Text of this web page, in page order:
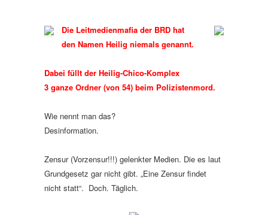
Die Leitmedienmafia der BRD hat
den Namen Heilig niemals genannt.
Dabei füllt der Heilig-Chico-Komplex
3 ganze Ordner (von 54) beim Polizistenmord.
Wie nennt man das?
Desinformation.
Zensur (Vorzensur!!!) gelenkter Medien. Die es laut
Grundgesetz gar nicht gibt. „Eine Zensur findet
nicht statt“. Doch. Täglich.